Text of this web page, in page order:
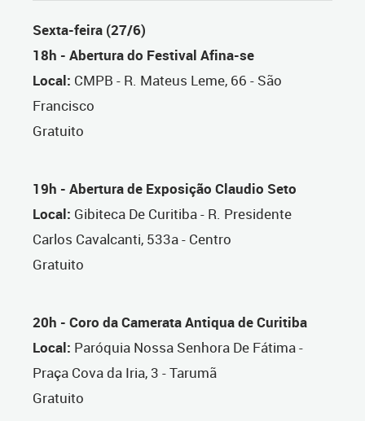
Sexta-feira (27/6)
18h - Abertura do Festival Afina-se
Local: CMPB - R. Mateus Leme, 66 - São
Francisco
Gratuito
19h - Abertura de Exposição Claudio Seto
Local: Gibiteca De Curitiba - R. Presidente
Carlos Cavalcanti, 533a - Centro
Gratuito
20h - Coro da Camerata Antiqua de Curitiba
Local: Paróquia Nossa Senhora De Fátima -
Praça Cova da Iria, 3 - Tarumã
Gratuito